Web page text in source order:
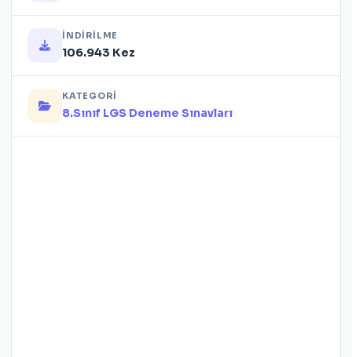
İNDIRILME
106.943 Kez
KATEGORI
8.Sınıf LGS Deneme Sınavları